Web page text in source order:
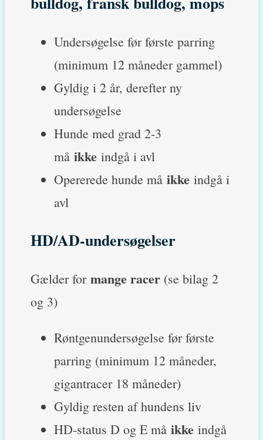
Undersøgelse før første parring
(minimum 12 måneder gammel)
Gyldig i 2 år, derefter ny
undersøgelse
Hunde med grad 2-3
må ikke indgå i avl
Opererede hunde må ikke indgå i
avl
HD/AD-undersøgelser
Gælder for mange racer (se bilag 2
og 3)
Røntgenundersøgelse før første
parring (minimum 12 måneder,
gigantracer 18 måneder)
Gyldig resten af hundens liv
HD-status D og E må ikke indgå